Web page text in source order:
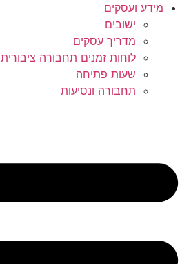
מידע ועסקים
ישובים
מדריך עסקים
לוחות זמנים תחבורה ציבורית
שעות פתיחה
תחבורה ונסיעות